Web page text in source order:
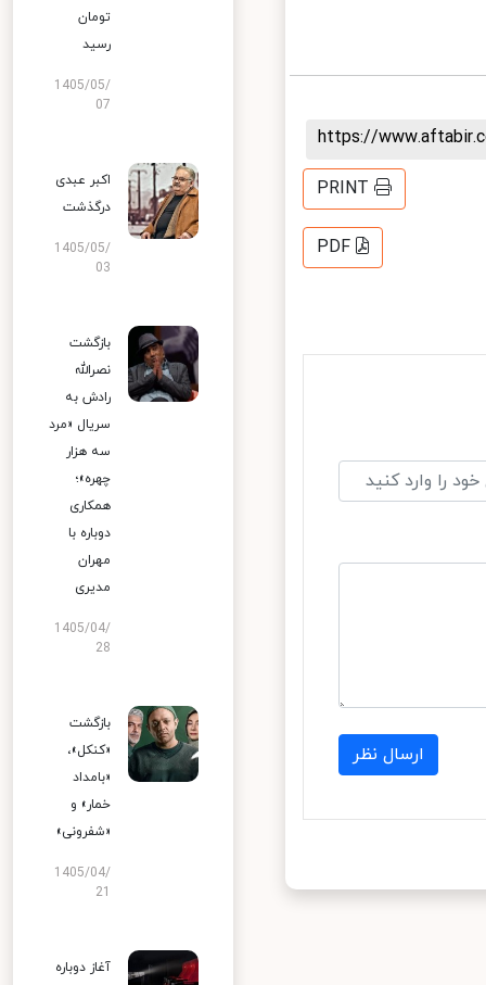
https://
PRINT
PDF
ارسال نظر
تومان
رسید
1405/05/
07
اکبر عبدی
درگذشت
1405/05/
03
بازگشت
نصرالله
رادش به
سریال «مرد
سه هزار
چهره»؛
همکاری
دوباره با
مهران
مدیری
1405/04/
28
بازگشت
«کنکل»،
«بامداد
خمار» و
«شفرونی»
1405/04/
آغاز دوباره